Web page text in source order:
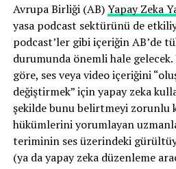
yalnızca bağımsız yayıncıların
değil, üretimden dağıtıma,
girişimciliğe kadar ekosistemin
üzerinden karşılaştırmalı
oldu.
Podcast ekonomisinin
modeli eksikliği değil
Araştırmanın dikkat çekici
Dinleyiciler zaten
Bunun sadece dinleyici
da savunulabilir; sonuçta
atlıyorlar.
Ancak, dinleyiciler
atlayabiliyor ve bunu düzenli
ancak podcast analiz şirketi
Avrupa Birliği (AB)Yapay Zeka
yasa podcast sektürünü de
podcast’ler gibi içeriğin AB’de
durumunda önemli hale gelecek.
göre, ses veya video içeriğini
değiştirmek” için yapay zeka
şekilde bunu belirtmeyi zorunlu
hükümlerini yorumlayan
teriminin ses üzerindeki
(ya da yapay zeka düzenleme